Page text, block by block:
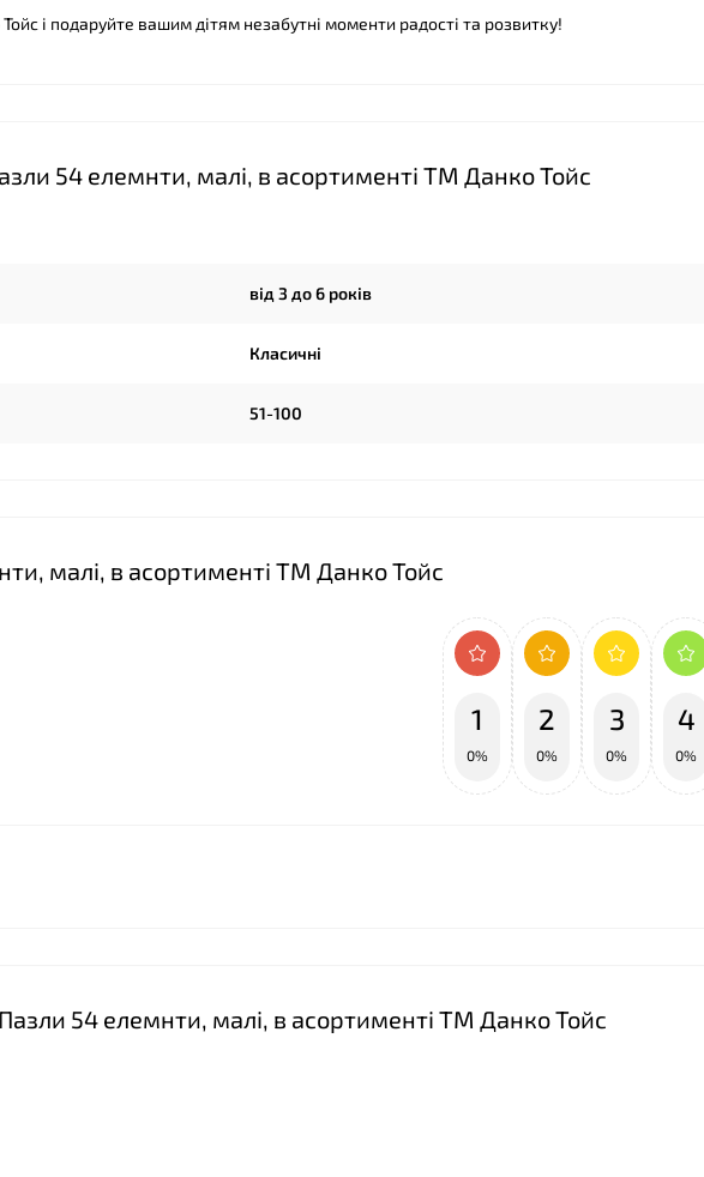
і подаруйте вашим дітям незабутні моменти радості та розвитку!
54 елемнти, малі, в асортименті ТМ Данко Тойс
від 3 до 6 років
Класичні
51-100
малі, в асортименті ТМ Данко Тойс
1
0%
2
0%
3
0%
4
0%
Пазли 54 елемнти, малі, в асортименті ТМ Данко Тойс